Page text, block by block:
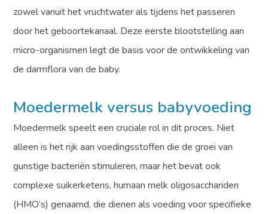
zowel vanuit het vruchtwater als tijdens het passeren
door het geboortekanaal. Deze eerste blootstelling aan
micro-organismen legt de basis voor de ontwikkeling van
de darmflora van de baby.
Moedermelk versus babyvoeding
Moedermelk speelt een cruciale rol in dit proces. Niet
alleen is het rijk aan voedingsstoffen die de groei van
gunstige bacteriën stimuleren, maar het bevat ook
complexe suikerketens, humaan melk oligosacchariden
(HMO’s) genaamd, die dienen als voeding voor specifieke